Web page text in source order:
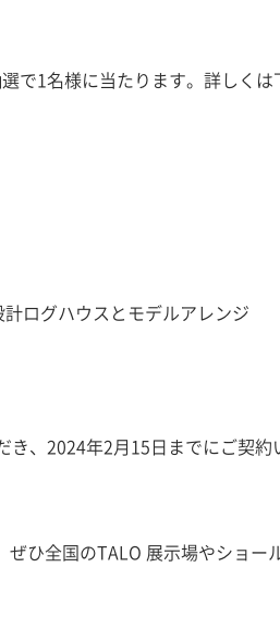
1名様に当たります。詳しくは
ログハウスとモデルアレンジ
、2024年2月15日までにご契約
ひ全国のTALO 展示場やショー